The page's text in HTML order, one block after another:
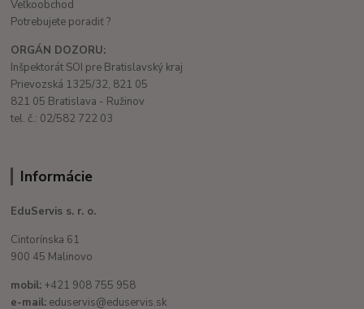
Veľkoobchod
Potrebujete poradiť ?
ORGÁN DOZORU:
Inšpektorát SOI pre Bratislavský kraj
Prievozská 1325/32, 821 05
821 05 Bratislava - Ružinov
tel. č.: 02/582 722 03
Informácie
EduServis s. r. o.
Cintorínska 61
900 45 Malinovo
mobil: +421 908 755 958
e-mail: eduservis@eduservis.sk